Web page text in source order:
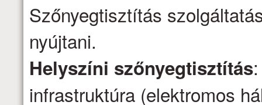
Szőnyegtisztítás
nyújtani.
Helyszíni szőnyegtisztítás
infrastruktúra (elektromos